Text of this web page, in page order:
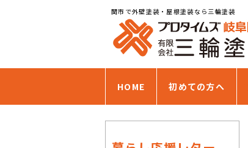
関市で外壁塗装・屋根塗装なら三輪塗装
HOME 初めての方へ